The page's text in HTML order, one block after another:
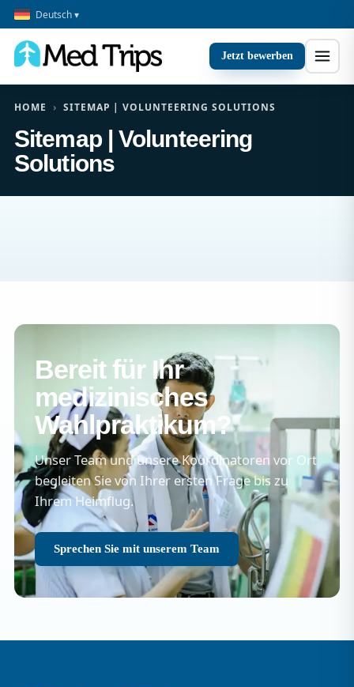
Deutsch ▾
Jetzt bewerben
HOME › SITEMAP | VOLUNTEERING SOLUTIONS
Sitemap | Volunteering
Solutions
Bereit für Ihr
medizinisches
Wahlpraktikum?
Unser Team und unsere Koordinatoren vor Ort
begleiten Sie von Ihrer ersten Frage bis zu
Ihrem Heimflug.
Sprechen Sie mit unserem Team